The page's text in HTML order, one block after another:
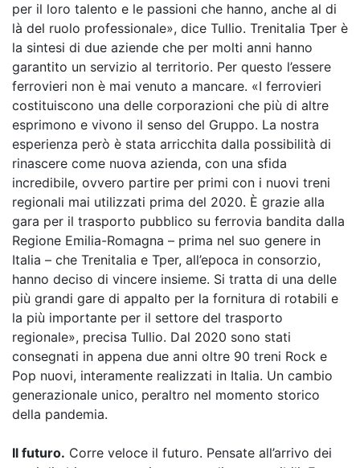
per il loro talento e le passioni che hanno, anche al di
là del ruolo professionale», dice Tullio. Trenitalia Tper è
la sintesi di due aziende che per molti anni hanno
garantito un servizio al territorio. Per questo l’essere
ferrovieri non è mai venuto a mancare. «I ferrovieri
costituiscono una delle corporazioni che più di altre
esprimono e vivono il senso del Gruppo. La nostra
esperienza però è stata arricchita dalla possibilità di
rinascere come nuova azienda, con una sfida
incredibile, ovvero partire per primi con i nuovi treni
regionali mai utilizzati prima del 2020. È grazie alla
gara per il trasporto pubblico su ferrovia bandita dalla
Regione Emilia-Romagna – prima nel suo genere in
Italia – che Trenitalia e Tper, all’epoca in consorzio,
hanno deciso di vincere insieme. Si tratta di una delle
più grandi gare di appalto per la fornitura di rotabili e
la più importante per il settore del trasporto
regionale», precisa Tullio. Dal 2020 sono stati
consegnati in appena due anni oltre 90 treni Rock e
Pop nuovi, interamente realizzati in Italia. Un cambio
generazionale unico, peraltro nel momento storico
della pandemia.
Il futuro. Corre veloce il futuro. Pensate all’arrivo dei